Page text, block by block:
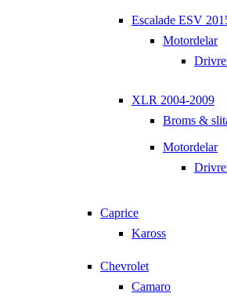
Escalade ESV
Motordelar
XLR 2004-2009
Broms &
Motordelar
Caprice
Kaross
Chevrolet
Camaro